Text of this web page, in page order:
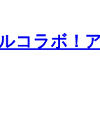
コラボ！